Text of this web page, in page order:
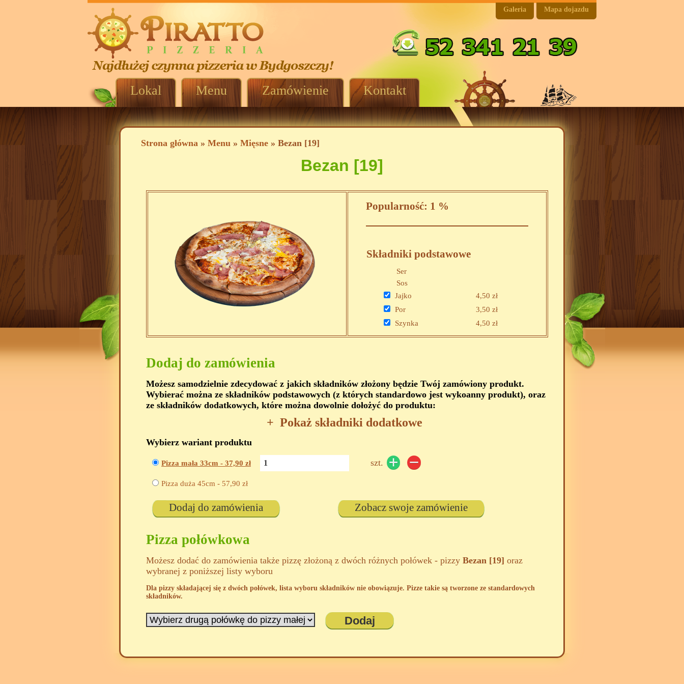
Mapa dojazdu
Galeria
Lokal Menu Zamówienie Kontakt
Strona główna » Menu » Mięsne » Bezan [19]
Bezan [19]
Popularność: 1 %
Składniki podstawowe
Ser
Sos
Jajko
4,50 zł
Por
3,50 zł
Szynka
4,50 zł
Dodaj do zamówienia
Możesz samodzielnie zdecydować z jakich składników złożony będzie Twój zamówiony produkt.
Wybierać można ze składników podstawowych (z których standardowo jest wykoanny produkt), oraz
ze składników dodatkowych, które można dowolnie dołożyć do produktu:
+ Pokaż składniki dodatkowe
Wybierz wariant produktu
Pizza mała 33cm - 37,90 zł szt.
Pizza duża 45cm - 57,90 zł
Dodaj do zamówienia Zobacz swoje zamówienie
Pizza połówkowa
Możesz dodać do zamówienia także pizzę złożoną z dwóch różnych połówek - pizzy Bezan [19] oraz
wybranej z poniższej listy wyboru
Dla pizzy składającej się z dwóch połówek, lista wyboru składników nie obowiązuje. Pizze takie są tworzone ze standardowych
składników.
Dodaj